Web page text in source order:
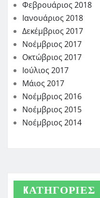
Φεβρουάριος 2018
Ιανουάριος 2018
Δεκέμβριος 2017
Νοέμβριος 2017
Οκτώβριος 2017
Ιούλιος 2017
Μάιος 2017
Νοέμβριος 2016
Νοέμβριος 2015
Νοέμβριος 2014
KΑΤΗΓΟΡΊΕΣ